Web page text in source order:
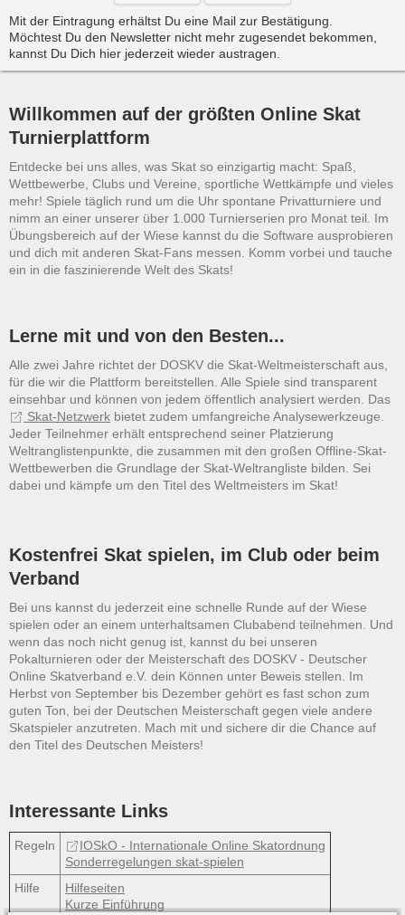
Mit der Eintragung erhältst Du eine Mail zur Bestätigung.
Möchtest Du den Newsletter nicht mehr zugesendet bekommen,
kannst Du Dich hier jederzeit wieder austragen.
Willkommen auf der größten Online Skat
Turnierplattform
Entdecke bei uns alles, was Skat so einzigartig macht: Spaß,
Wettbewerbe, Clubs und Vereine, sportliche Wettkämpfe und vieles
mehr! Spiele täglich rund um die Uhr spontane Privatturniere und
nimm an einer unserer über 1.000 Turnierserien pro Monat teil. Im
Übungsbereich auf der Wiese kannst du die Software ausprobieren
und dich mit anderen Skat-Fans messen. Komm vorbei und tauche
ein in die faszinierende Welt des Skats!
Lerne mit und von den Besten...
Alle zwei Jahre richtet der DOSKV die Skat-Weltmeisterschaft aus,
für die wir die Plattform bereitstellen. Alle Spiele sind transparent
einsehbar und können von jedem öffentlich analysiert werden. Das
Skat-Netzwerk bietet zudem umfangreiche Analysewerkzeuge.
Jeder Teilnehmer erhält entsprechend seiner Platzierung
Weltranglistenpunkte, die zusammen mit den großen Offline-Skat-
Wettbewerben die Grundlage der Skat-Weltrangliste bilden. Sei
dabei und kämpfe um den Titel des Weltmeisters im Skat!
Kostenfrei Skat spielen, im Club oder beim
Verband
Bei uns kannst du jederzeit eine schnelle Runde auf der Wiese
spielen oder an einem unterhaltsamen Clubabend teilnehmen. Und
wenn das noch nicht genug ist, kannst du bei unseren
Pokalturnieren oder der Meisterschaft des DOSKV - Deutscher
Online Skatverband e.V. dein Können unter Beweis stellen. Im
Herbst von September bis Dezember gehört es fast schon zum
guten Ton, bei der Deutschen Meisterschaft gegen viele andere
Skatspieler anzutreten. Mach mit und sichere dir die Chance auf
den Titel des Deutschen Meisters!
Interessante Links
Regeln
IOSkO - Internationale Online Skatordnung
Sonderregelungen skat-spielen
Hilfe
Hilfeseiten
Kurze Einführung